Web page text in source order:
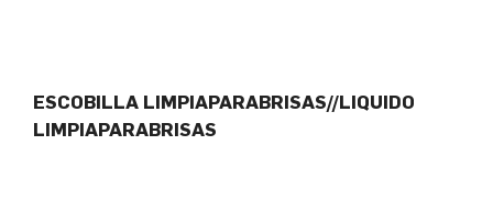
ESCOBILLA LIMPIAPARABRISAS//LIQUIDO
LIMPIAPARABRISAS